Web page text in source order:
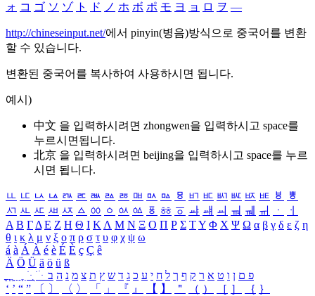
ォ コ ゴ ソ ゾ ト ド ノ ホ ボ ポ モ ヨ ョ ロ ヲ ―
http://chineseinput.net/에서 pinyin(병음)방식으로 중국어를 변환
할 수 있습니다.
변환된 중국어를 복사하여 사용하시면 됩니다.
예시)
中文 을 입력하시려면 zhongwen을 입력하시고 space를
누르시면됩니다.
北京 을 입력하시려면 beijing을 입력하시고 space를 누르
시면 됩니다.
ㅥ ㅦ ㅧ ㅨ ㅩ ㅪ ㅫ ㅬ ㅭ ㅮ ㅯ ㅰ ㅱ ㅲ ㅳ ㅴ ㅵ ㅶ ㅷ ㅸ
ㅹ
ㅺ ㅻ ㅼ ㅽ ㅾ ㅿ ㆀ ㆁ ㆂ ㆃ ㆄ ㆅ ㆆ ㆇ ㆈ ㆉ ㆊ ㆋ ㆌ ㆍ
ㆎ
Α Β ΓΔ Ε Ζ Η Θ Ι ΚΛ Μ Ν Ξ Ο Π Ρ Σ ΤΥ Φ Χ Ψ Ω α β γ δ ε ζ η
θ ι κ λ μ ν ξ ο π ρ σ τ υ φ χ ψ ω
á à Á À é è É È ç Ç ê
Ä Ö Ü ä ö ü ß
ִֶֹ ֻּ ׁׂ פ ם ן ו ט א ר ק ף ך ל ח י ע כ ג ד ש ץ ת צ מ נ ה ב
‘ ’ “ ” 〔 〕 〈 〉 「 」 『 』 【 】 ＂ （ ） ［ ］ ｛ ｝